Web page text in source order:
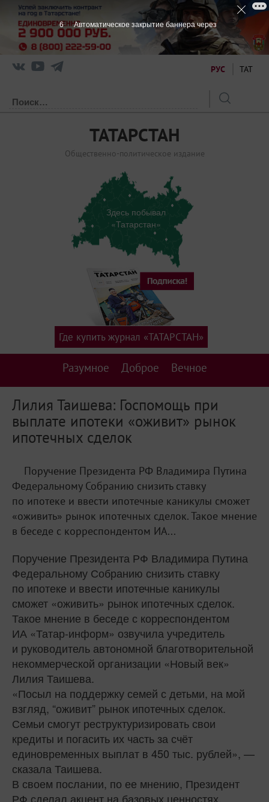
РУС ТАТ
ТАТАРСТАН
Общественно-политическое издание
Здесь побывал
«Татарстан»
Разумное Доброе Вечное
Где купить журнал «ТАТАРСТАН»
Лилия Таишева: Госпомощь при
выплате ипотеки «оживит» рынок
ипотечных сделок
Поручение Президента РФ Владимира Путина
Федеральному Собранию снизить ставку
по ипотеке и ввести ипотечные каникулы сможет
«оживить» рынок ипотечных сделок. Такое мнение
в беседе с корреспондентом ИА...
Поручение Президента РФ Владимира Путина
Федеральному Собранию снизить ставку
по ипотеке и ввести ипотечные каникулы
сможет «оживить» рынок ипотечных сделок.
Такое мнение в беседе с корреспондентом
ИА «Татар-информ» озвучила учредитель
и руководитель автономной благотворительной
некоммерческой организации «Новый век»
Лилия Таишева.
«Посыл на поддержку семей с детьми, на мой
взгляд, “оживит” рынок ипотечных сделок.
Семьи смогут реструктуризировать свои
кредиты и погасить их часть за счёт
единовременных выплат в 450 тыс. рублей», —
сказала Таишева.
В своем послании, по ее мнению, Президент
РФ сделал акцент на базовых ценностях,
6 Автоматическое закрытие баннера через